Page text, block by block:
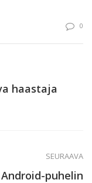
0
haastaja
SEURAAVA
puhelin